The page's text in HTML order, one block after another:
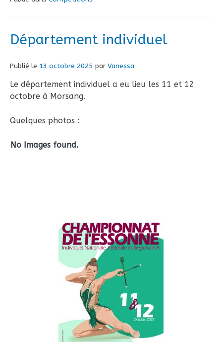
Département individuel
Publié le 13 octobre 2025 par Vanessa
Le département individuel a eu lieu les 11 et 12
octobre à Morsang.
Quelques photos :
No Images found.